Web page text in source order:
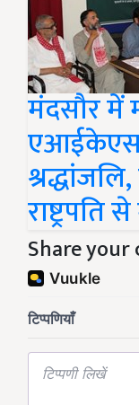
मंदसौर में
Share your